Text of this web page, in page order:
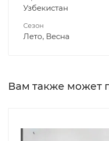
Узбекистан
Сезон
Лето, Весна
Вам также может